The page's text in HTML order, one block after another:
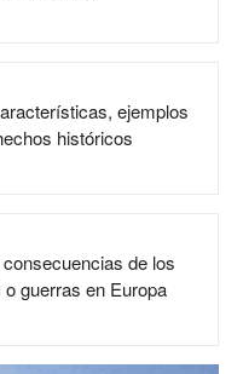
ejemplos
históricos
de los
guerras en Europa